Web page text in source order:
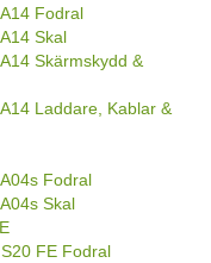
Fodral
Skal
Skärmskydd &
Laddare, Kablar &
Fodral
Skal
FE Fodral